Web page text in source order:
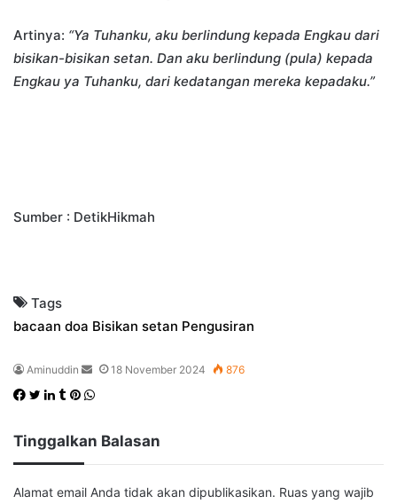
Artinya: “Ya Tuhanku, aku berlindung kepada Engkau dari
bisikan-bisikan setan. Dan aku berlindung (pula) kepada
Engkau ya Tuhanku, dari kedatangan mereka kepadaku.”
Sumber : DetikHikmah
Tags
bacaan doa Bisikan setan Pengusiran
Aminuddin
Send
an
18 November 2024 876
Facebook
Twitter
LinkedIn
TumblrPinterest
WhatsApp
Tinggalkan Balasan
Alamat email Anda tidak akan dipublikasikan. Ruas yang wajib